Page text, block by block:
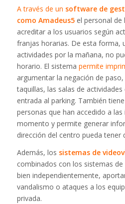
A través de un software de
como Amadeus5el personal de
acreditar a los usuarios según
franjas horarias. De esta forma,
actividades por la mañana, no
horario. El sistema permite
argumentar la negación de
taquillas, las salas de
entrada al parking. También
personas que han accedido a
momento y permite generar
dirección del centro pueda tener
Además, los sistemas de
combinados con los sistemas
bien independientemente,
vandalismo o ataques a los
privada.